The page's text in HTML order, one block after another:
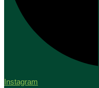
Instagram